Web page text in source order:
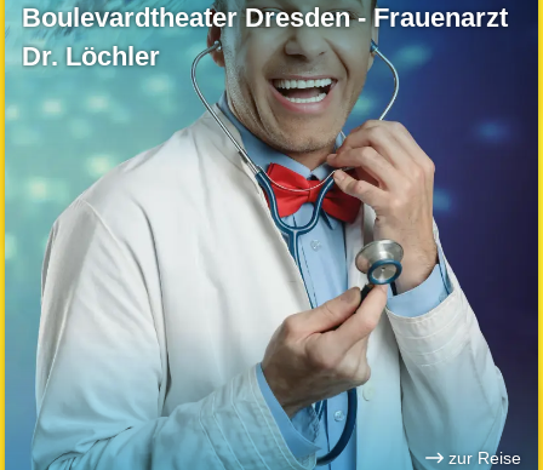
Boulevardtheater Dresden - Frauenarzt
Dr. Löchler
zur Reise